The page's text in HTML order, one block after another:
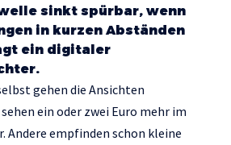
sinkt spürbar, wenn
in kurzen Abständen
ein digitaler
gehen die Ansichten
ein oder zwei Euro mehr im
Andere empfinden schon kleine